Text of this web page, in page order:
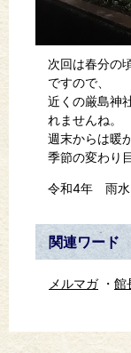
次回は春分の
ですので、
近くの厳島神
れませんね。
週末からは暖
季節の変わり
令和4年 雨
関連ワード
メルマガ 館